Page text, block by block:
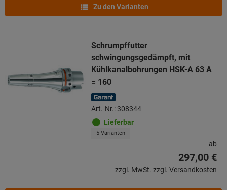
Zu den Varianten
Schrumpffutter
schwingungsgedämpft, mit
Kühlkanalbohrungen HSK-A 63 A
= 160
Art.-Nr.: 308344
Lieferbar
5 Varianten
ab
297,00 €
zzgl. MwSt. zzgl. Versandkosten